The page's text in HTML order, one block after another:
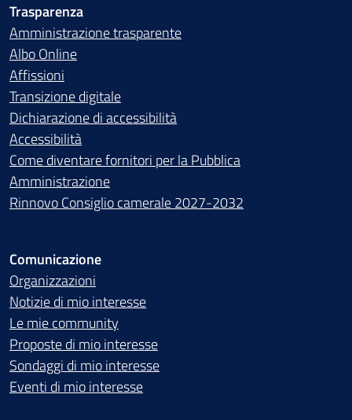
Trasparenza
Amministrazione trasparente
Albo Online
Affissioni
Transizione digitale
Dichiarazione di accessibilità
Accessibilità
Come diventare fornitori per la Pubblica
Amministrazione
Rinnovo Consiglio camerale 2027-2032
Comunicazione
Organizzazioni
Notizie di mio interesse
Le mie community
Proposte di mio interesse
Sondaggi di mio interesse
Eventi di mio interesse